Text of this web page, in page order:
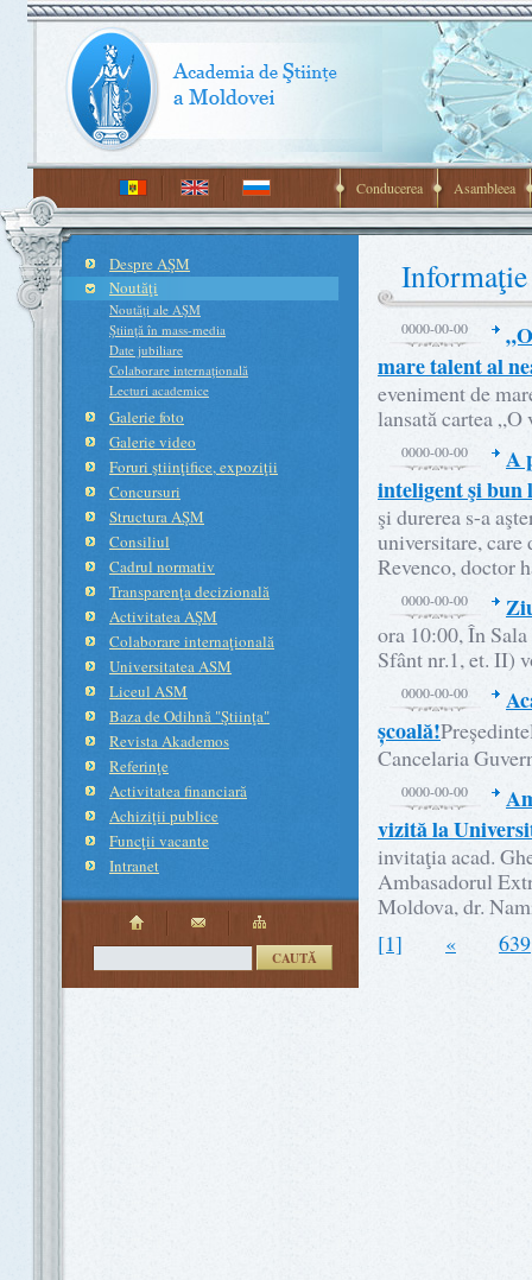
Conducerea Asambleea
Despre AŞM
Noutăţi
Noutăţi ale AŞM
Ştiinţă în mass-media
Date jubiliare
Colaborare internaţională
Lecturi academice
Galerie foto
Galerie video
Foruri ştiinţifice, expoziţii
Concursuri
Structura AŞM
Consiliul
Cadrul normativ
Transparenţa decizională
Activitatea AŞM
Colaborare internaţională
Universitatea ASM
Liceul ASM
Baza de Odihnă "Ştiinţa"
Revista Akademos
Referinţe
Activitatea financiară
Achiziţii publice
Funcţii vacante
Intranet
CAUTĂ
0000-00-00
mare talent al
eveniment de
lansată cartea
0000-00-00
A
inteligent şi bun
şi durerea s-a
universitare,
Revenco, doctor
0000-00-00
ora 10:00, În
Sfânt nr.1, et. II)
0000-00-00
școală!
Cancelaria
0000-00-00
vizită la
invitaţia acad.
Ambasadorul
Moldova, dr.
[1]
« 639